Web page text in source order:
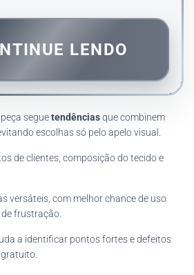
LENDO
seguetendênciasque combinem
escolhas só pelo apelo visual.
de clientes, composição do tecido e
versáteis, com melhor chance de uso
frustração.
a identificar pontos fortes e defeitos